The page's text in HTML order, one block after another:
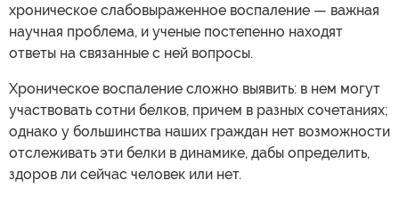
хроническое слабовыраженное воспаление — важная
научная проблема, и ученые постепенно находят
ответы на связанные с ней вопросы.
Хроническое воспаление сложно выявить: в нем могут
участвовать сотни белков, причем в разных сочетаниях;
однако у большинства наших граждан нет возможности
отслеживать эти белки в динамике, дабы определить,
здоров ли сейчас человек или нет.